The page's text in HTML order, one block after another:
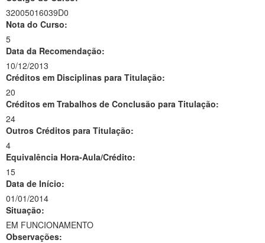
32005016039D0
Nota do Curso:
5
Data da Recomendação:
10/12/2013
Créditos em Disciplinas para Titulação:
20
Créditos em Trabalhos de Conclusão para Titulação:
24
Outros Créditos para Titulação:
4
Equivalência Hora-Aula/Crédito:
15
Data de Início:
01/01/2014
Situação:
EM FUNCIONAMENTO
Observações: